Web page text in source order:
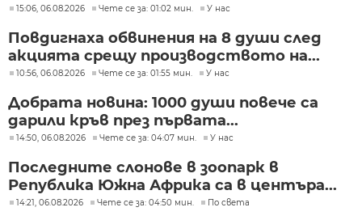
15:06, 06.08.2026 Чете се за: 01:02 мин. У нас
Повдигнаха обвинения на 8 души след
акцията срещу производството на...
10:56, 06.08.2026 Чете се за: 01:55 мин. У нас
Добрата новина: 1000 души повече са
дарили кръв през първата...
14:50, 06.08.2026 Чете се за: 04:07 мин. У нас
Последните слонове в зоопарк в
Република Южна Африка са в центъра...
14:21, 06.08.2026 Чете се за: 04:50 мин. По света